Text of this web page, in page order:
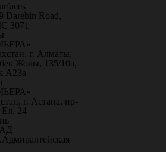
Darebin Road,
3071
г. Алматы,
Жолы, 135/10а,
А23а
г. Астана, пр-
24